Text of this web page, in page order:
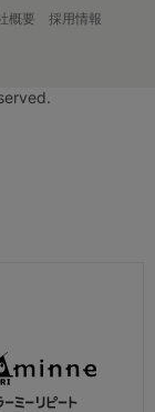
概要
採用情報